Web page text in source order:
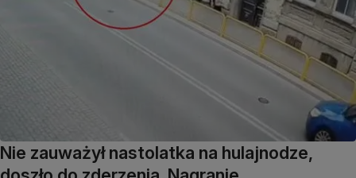
Nie zauważył nastolatka na hulajnodze,